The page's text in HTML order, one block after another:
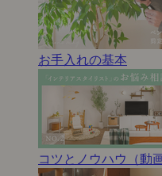
お手入れの基本
コツとノウハウ（動画